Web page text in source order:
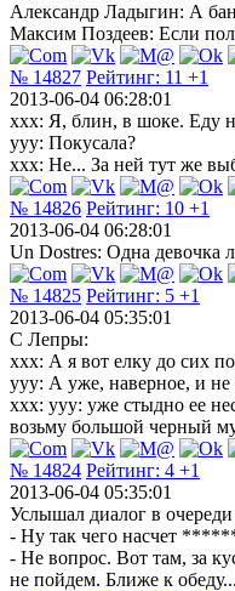
Александр Ладыгин: А
Максим Поздеев: Если
№ 14827 Рейтинг: 11 +1
2013-06-04 06:28:01
ххх: Я, блин, в шоке. Еду
ууу: Покусала?
ххх: Не... За ней тут же
№ 14826 Рейтинг: 10 +1
2013-06-04 06:28:01
Un Dostres: Одна девочка
№ 14825 Рейтинг: 5 +1
2013-06-04 05:35:01
С Лепры:
ххх: А я вот елку до сих
ууу: А уже, наверное, и не
ххх: yyy: уже стыдно ее
возьму большой черный
№ 14824 Рейтинг: 4 +1
2013-06-04 05:35:01
Услышал диалог в очереди
- Ну так чего насчет
- Не вопрос. Вот там, за
не пойдем. Ближе к обеду...